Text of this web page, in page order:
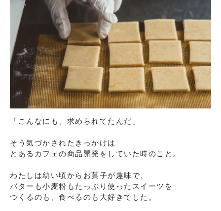
「こんなにも、求められてたんだ」
そう気づかされたきっかけは
とあるカフェの商品開発をしていた時のこと。
わたしは幼い頃からお菓子が趣味で、
バターも小麦粉もたっぷり使ったスイーツを
つくるのも、食べるのも大好きでした。